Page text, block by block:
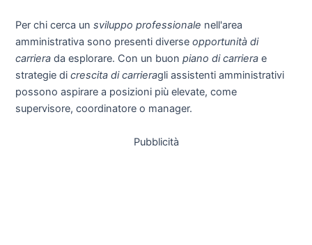
Per chi cerca unsviluppo professionale nell'area
amministrativa sono presenti diverseopportunità di
carriera da esplorare. Con un buonpiano di carriera e
strategie dicrescita di carrieragli assistenti amministrativi
possono aspirare a posizioni più elevate, come
supervisore, coordinatore o manager.
Pubblicità